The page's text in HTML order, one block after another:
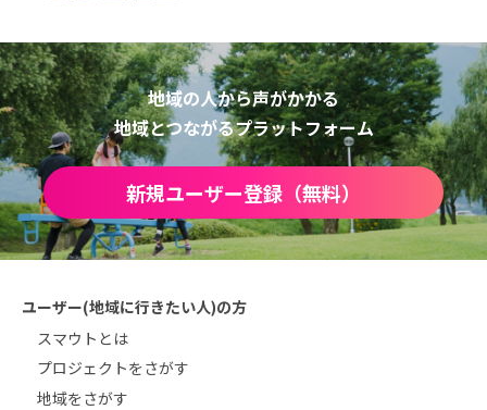
地域の人から声がかかる
地域とつながるプラットフォーム
新規ユーザー登録（無料）
ユーザー(地域に行きたい人)の方
スマウトとは
プロジェクトをさがす
地域をさがす